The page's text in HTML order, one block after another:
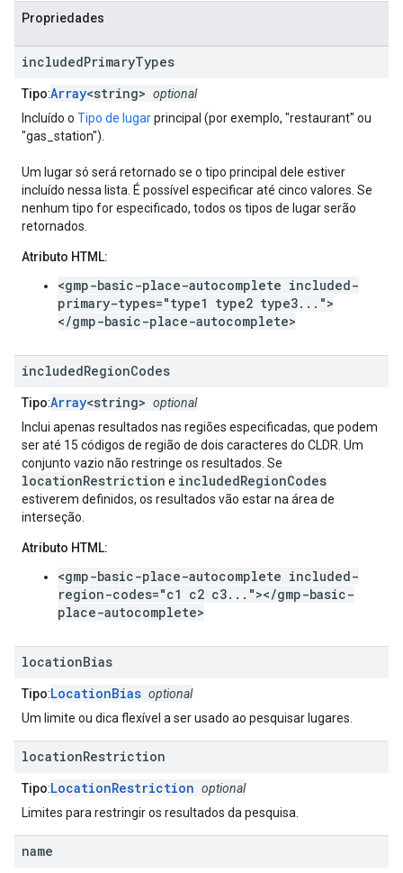
Propriedades
includedPrimaryTypes
Tipo:Array<string> optional
Incluído o Tipo de lugarprincipal (por exemplo, "restaurant" ou
"gas_station").
Um lugar só será retornado se o tipo principal dele estiver
incluído nessa lista. É possível especificar até cinco valores. Se
nenhum tipo for especificado, todos os tipos de lugar serão
retornados.
Atributo HTML:
<gmp-basic-place-autocomplete included-
primary-types="type1 type2 type3...">
</gmp-basic-place-autocomplete>
includedRegionCodes
Tipo:Array<string> optional
Inclui apenas resultados nas regiões especificadas, que podem
ser até 15 códigos de região de dois caracteres do CLDR. Um
conjunto vazio não restringe os resultados. Se
locationRestriction e includedRegionCodes
estiverem definidos, os resultados vão estar na área de
interseção.
Atributo HTML:
<gmp-basic-place-autocomplete included-
region-codes="c1 c2 c3..."></gmp-basic-
place-autocomplete>
locationBias
Tipo:LocationBias optional
Um limite ou dica flexível a ser usado ao pesquisar lugares.
locationRestriction
Tipo:LocationRestriction optional
Limites para restringir os resultados da pesquisa.
name